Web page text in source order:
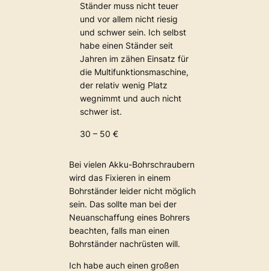
Ständer muss nicht teuer
und vor allem nicht riesig
und schwer sein. Ich selbst
habe einen Ständer seit
Jahren im zähen Einsatz für
die Multifunktionsmaschine,
der relativ wenig Platz
wegnimmt und auch nicht
schwer ist.
30 – 50 €
Bei vielen Akku-Bohrschraubern
wird das Fixieren in einem
Bohrständer leider nicht möglich
sein. Das sollte man bei der
Neuanschaffung eines Bohrers
beachten, falls man einen
Bohrständer nachrüsten will.
Ich habe auch einen großen